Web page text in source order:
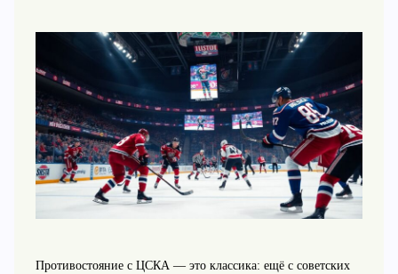
Противостояние с ЦСКА — это классика: ещё с советских